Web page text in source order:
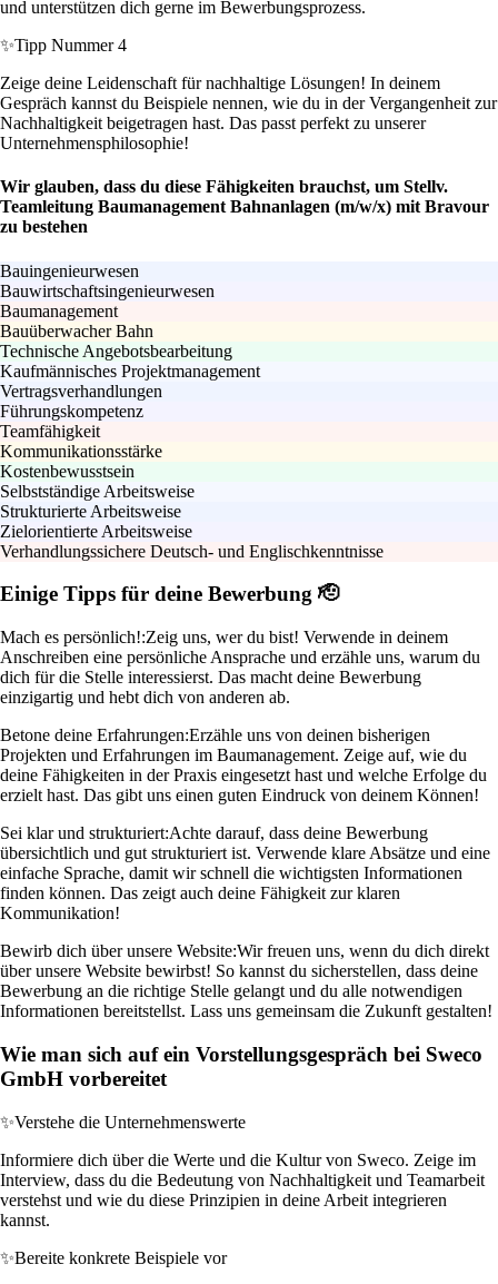
und unterstützen dich gerne im Bewerbungsprozess.
✨Tipp Nummer 4
Zeige deine Leidenschaft für nachhaltige Lösungen! In deinem
Gespräch kannst du Beispiele nennen, wie du in der Vergangenheit zur
Nachhaltigkeit beigetragen hast. Das passt perfekt zu unserer
Unternehmensphilosophie!
Wir glauben, dass du diese Fähigkeiten brauchst, um Stellv.
Teamleitung Baumanagement Bahnanlagen (m/w/x) mit Bravour
zu bestehen
Bauingenieurwesen
Bauwirtschaftsingenieurwesen
Baumanagement
Bauüberwacher Bahn
Technische Angebotsbearbeitung
Kaufmännisches Projektmanagement
Vertragsverhandlungen
Führungskompetenz
Teamfähigkeit
Kommunikationsstärke
Kostenbewusstsein
Selbstständige Arbeitsweise
Strukturierte Arbeitsweise
Zielorientierte Arbeitsweise
Verhandlungssichere Deutsch- und Englischkenntnisse
Einige Tipps für deine Bewerbung 🫡
Mach es persönlich!:Zeig uns, wer du bist! Verwende in deinem
Anschreiben eine persönliche Ansprache und erzähle uns, warum du
dich für die Stelle interessierst. Das macht deine Bewerbung
einzigartig und hebt dich von anderen ab.
Betone deine Erfahrungen:Erzähle uns von deinen bisherigen
Projekten und Erfahrungen im Baumanagement. Zeige auf, wie du
deine Fähigkeiten in der Praxis eingesetzt hast und welche Erfolge du
erzielt hast. Das gibt uns einen guten Eindruck von deinem Können!
Sei klar und strukturiert:Achte darauf, dass deine Bewerbung
übersichtlich und gut strukturiert ist. Verwende klare Absätze und eine
einfache Sprache, damit wir schnell die wichtigsten Informationen
finden können. Das zeigt auch deine Fähigkeit zur klaren
Kommunikation!
Bewirb dich über unsere Website:Wir freuen uns, wenn du dich direkt
über unsere Website bewirbst! So kannst du sicherstellen, dass deine
Bewerbung an die richtige Stelle gelangt und du alle notwendigen
Informationen bereitstellst. Lass uns gemeinsam die Zukunft gestalten!
Wie man sich auf ein Vorstellungsgespräch bei Sweco
GmbH vorbereitet
✨Verstehe die Unternehmenswerte
Informiere dich über die Werte und die Kultur von Sweco. Zeige im
Interview, dass du die Bedeutung von Nachhaltigkeit und Teamarbeit
verstehst und wie du diese Prinzipien in deine Arbeit integrieren
kannst.
✨Bereite konkrete Beispiele vor